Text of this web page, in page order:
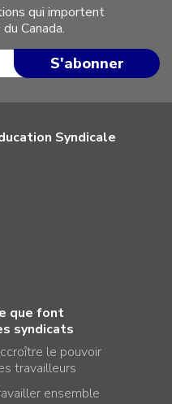
qui importent
Canada.
Syndicale
que font
syndicats
le pouvoir
travailleurs
ensemble